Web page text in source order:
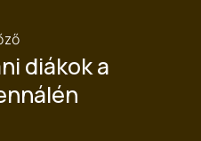
diákok a